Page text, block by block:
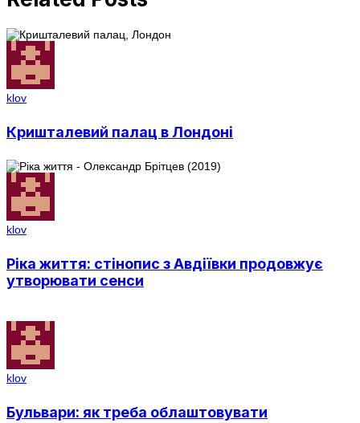
klov
Кришталевий палац в Лондоні
klov
Ріка життя: стінопис з Авдіївки продовжує
утворювати сенси
klov
Бульвари: як треба облаштовувати